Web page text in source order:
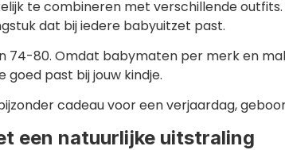
te combineren met verschillende
dat bij iedere babyuitzet past.
80. Omdat babymaten per merk en
past bij jouw kindje.
cadeau voor een verjaardag,
een natuurlijke uitstraling